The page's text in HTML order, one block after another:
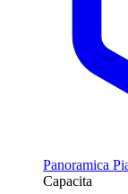
Panoramica
Capacita